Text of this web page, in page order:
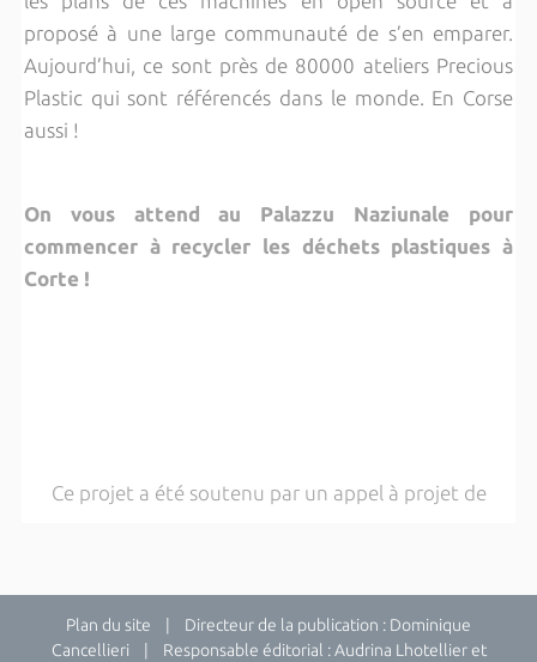
proposé à une large communauté de s’en emparer.
Aujourd’hui, ce sont près de 80000 ateliers Precious
Plastic qui sont référencés dans le monde. En Corse
aussi !
On vous attend au Palazzu Naziunale pour
commencer à recycler les déchets plastiques à
Corte !
Ce projet a été soutenu par un appel à projet de
Plan du site | Directeur de la publication : Dominique
Cancellieri | Responsable éditorial : Audrina Lhotellier et